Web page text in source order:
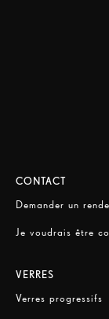
CONTACT
Demander un
Je voudrais être
VERRES
Verres progressifs